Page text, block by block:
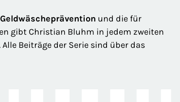
und die für
gibt Christian Bluhm in jedem zweiten
Beiträge der Serie sind über das